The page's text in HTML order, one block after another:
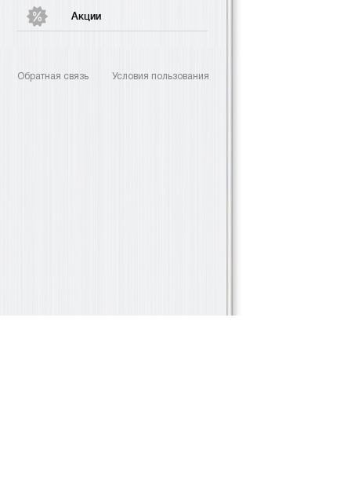
Акции
Обратная связь Условия пользования